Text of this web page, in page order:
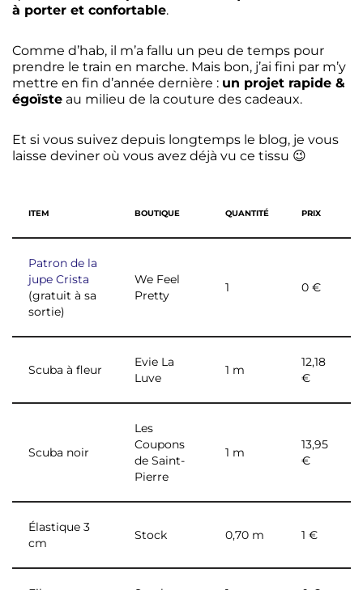
à porter et confortable.
Comme d’hab, il m’a fallu un peu de temps pour
prendre le train en marche. Mais bon, j’ai fini par m’y
mettre en fin d’année dernière : un projet rapide &
égoïste au milieu de la couture des cadeaux.
Et si vous suivez depuis longtemps le blog, je vous
laisse deviner où vous avez déjà vu ce tissu 😉
ITEM BOUTIQUE QUANTITÉ PRIX
Patron de la
jupe Crista
(gratuit à sa
sortie)
We Feel
Pretty
1 0 €
Scuba à fleur
Evie La
Luve
1 m
12,18
€
Scuba noir
Les
Coupons
de Saint-
Pierre
1 m
13,95
€
Élastique 3
cm
Stock 0,70 m 1 €